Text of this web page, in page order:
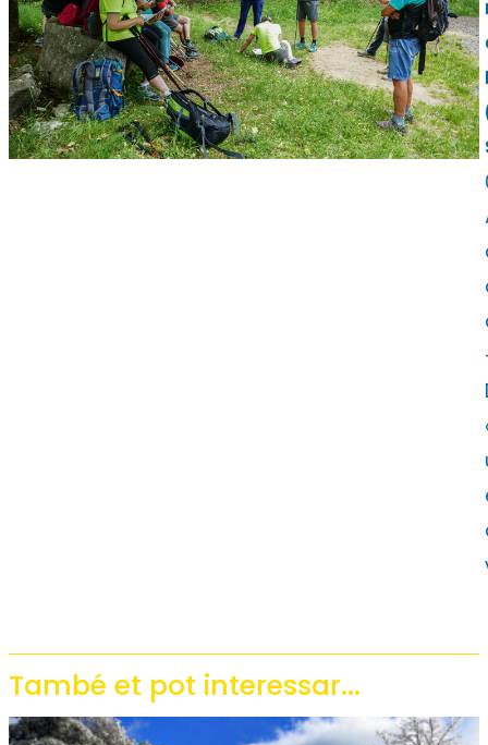
També et pot interessar...